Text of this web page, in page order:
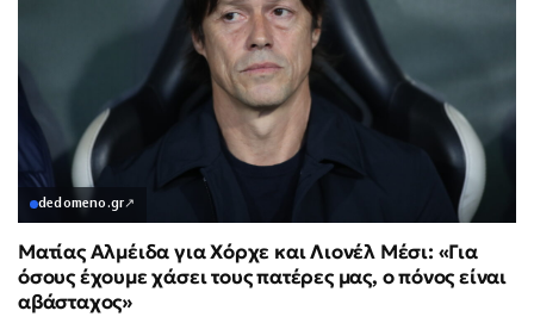
dedomeno.gr↗
Ματίας Αλμέιδα για Χόρχε και Λιονέλ Μέσι: «Για
όσους έχουμε χάσει τους πατέρες μας, ο πόνος είναι
αβάσταχος»